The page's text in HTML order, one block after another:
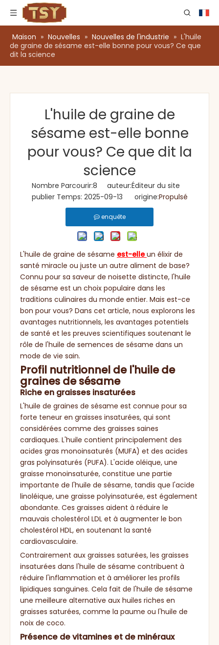
Maison » Nouvelles » Nouvelles de l'industrie » L'huile
de graine de sésame est-elle bonne pour vous? Ce que
dit la science
L'huile de graine de
sésame est-elle bonne
pour vous? Ce que dit la
science
Nombre Parcourir:8 auteur:Éditeur du site
publier Temps: 2025-09-13 origine:Propulsé
enquête
L'huile de graine de sésame est-elleun élixir de
santé miracle ou juste un autre aliment de base?
Connu pour sa saveur de noisette distincte, l'huile
de sésame est un choix populaire dans les
traditions culinaires du monde entier. Mais est-ce
bon pour vous? Dans cet article, nous explorons les
avantages nutritionnels, les avantages potentiels
de santé et les preuves scientifiques soutenant le
rôle de l'huile de semences de sésame dans un
mode de vie sain.
Profil nutritionnel de l'huile de
graines de sésame
Riche en graisses insaturées
L'huile de graines de sésame est connue pour sa
forte teneur en graisses insaturées, qui sont
considérées comme des graisses saines
cardiaques. L'huile contient principalement des
acides gras monoinsaturés (MUFA) et des acides
gras polyinsaturés (PUFA). L'acide oléique, une
graisse monoinsaturée, constitue une partie
importante de l'huile de sésame, tandis que l'acide
linoléique, une graisse polyinsaturée, est également
abondante. Ces graisses aident à réduire le
mauvais cholestérol LDL et à augmenter le bon
cholestérol HDL, en soutenant la santé
cardiovasculaire.
Contrairement aux graisses saturées, les graisses
insaturées dans l'huile de sésame contribuent à
réduire l'inflammation et à améliorer les profils
lipidiques sanguines. Cela fait de l'huile de sésame
une meilleure alternative aux huiles riches en
graisses saturées, comme la paume ou l'huile de
noix de coco.
Présence de vitamines et de minéraux